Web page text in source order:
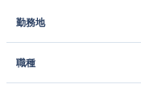
勤務地
職種